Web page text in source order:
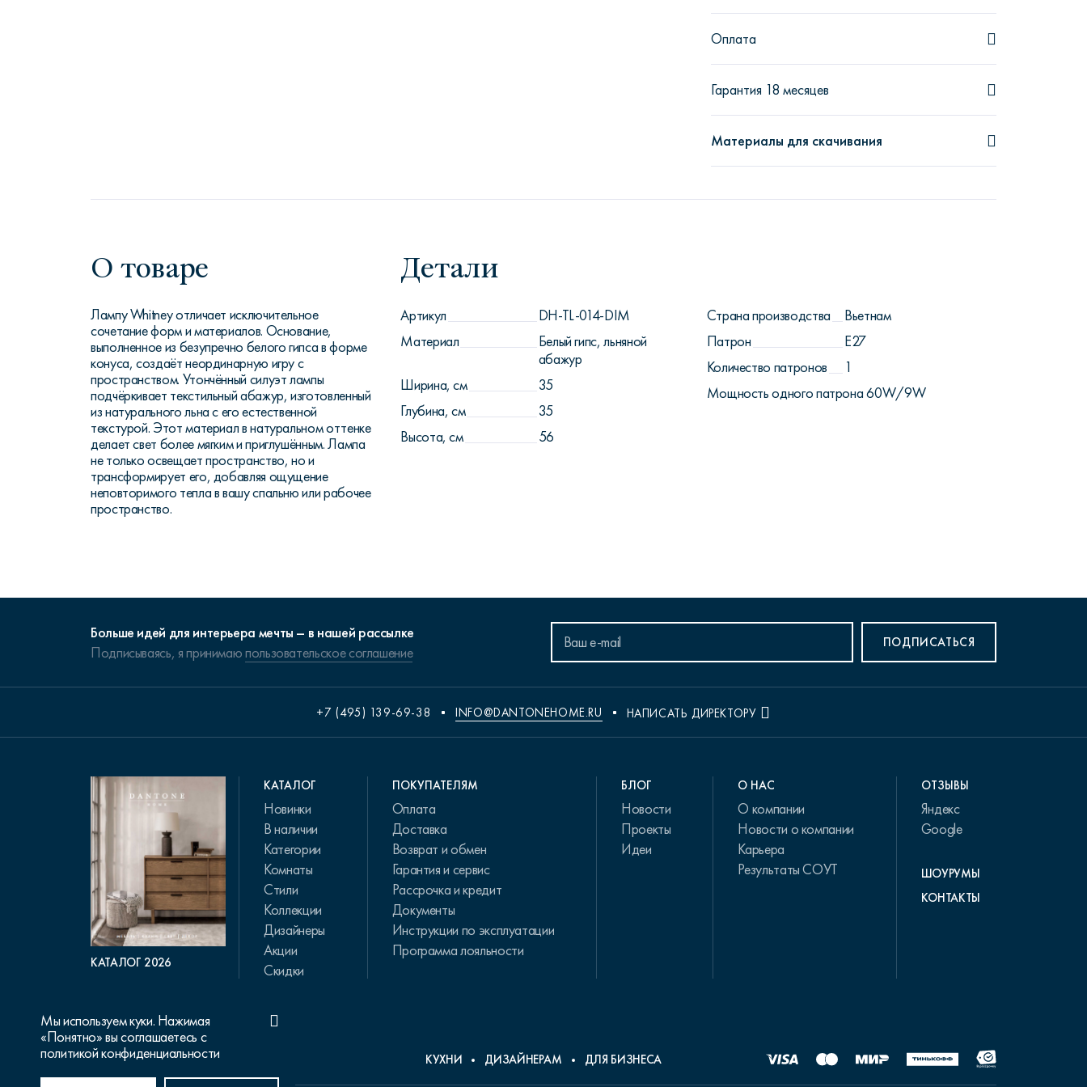
Оплата
Гарантия 18 месяцев
Материалы для скачивания
О товаре
Лампу Whitney отличает исключительное
сочетание форм и материалов. Основание,
выполненное из безупречно белого гипса в форме
конуса, создаёт неординарную игру с
пространством. Утончённый силуэт лампы
подчёркивает текстильный абажур, изготовленный
из натурального льна с его естественной
текстурой. Этот материал в натуральном оттенке
делает свет более мягким и приглушённым. Лампа
не только освещает пространство, но и
трансформирует его, добавляя ощущение
неповторимого тепла в вашу спальню или рабочее
пространство.
Детали
Артикул
DH-TL-014-DIM
Материал
Белый гипс, льняной
абажур
Ширина, см
35
Глубина, см
35
Высота, см
56
Страна производства
Вьетнам
Патрон
Е27
Количество патронов
1
Мощность одного патрона60W/9W
Мы используем куки. Нажимая
«Понятно» вы соглашаетесь с
политикой конфиденциальности
Больше идей для интерьера мечты – в нашей рассылке
Подписываясь, я принимаюпользовательское соглашение
ПОДПИСАТЬСЯ
+7 (495) 139-69-38 INFO@DANTONEHOME.RU НАПИСАТЬ ДИРЕКТОРУ
КАТАЛОГ 2026
КАТАЛОГ
Новинки
В наличии
Категории
Комнаты
Стили
Коллекции
Дизайнеры
Акции
Скидки
ПОКУПАТЕЛЯМ
Оплата
Доставка
Возврат и обмен
Гарантия и сервис
Рассрочка и кредит
Документы
Инструкции по эксплуатации
Программа лояльности
БЛОГ
Новости
Проекты
Идеи
О НАС
О компании
Новости о компании
Карьера
Результаты СОУТ
ОТЗЫВЫ
Яндекс
Google
ШОУРУМЫ
КОНТАКТЫ
КУХНИ ДИЗАЙНЕРАМ ДЛЯ БИЗНЕСА